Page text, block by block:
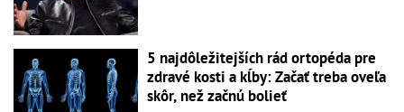
5 najdôležitejších rád ortopéda pre
zdravé kosti a kĺby: Začať treba oveľa
skôr, než začnú bolieť